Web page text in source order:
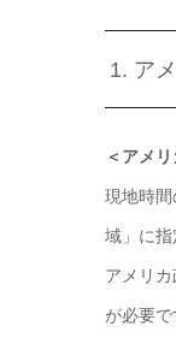
1. ア
＜アメ
現地時
域」に指
アメリ
が必要